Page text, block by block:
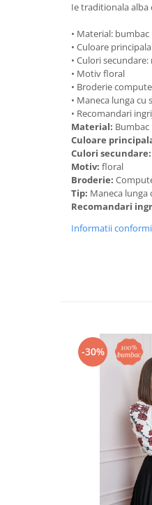
Ie traditionala
• Material: bumbac
• Culoare
• Culori
• Motiv floral
• Broderie
• Maneca lunga cu
• Recomandari
Material: Bumbac
Culoare
Culori secundare:
Motiv: floral
Broderie:
Tip: Maneca lunga
Recomandari
Informatii
-30%